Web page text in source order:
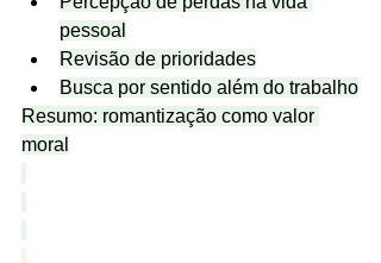
pessoal
Revisão de prioridades
Busca por sentido além do trabalho
Resumo: romantização como valor
moral